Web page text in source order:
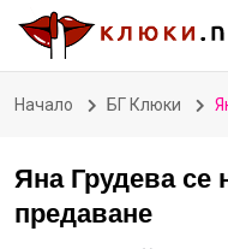
Начало БГ Клюки
Яна Грудева се
предаване